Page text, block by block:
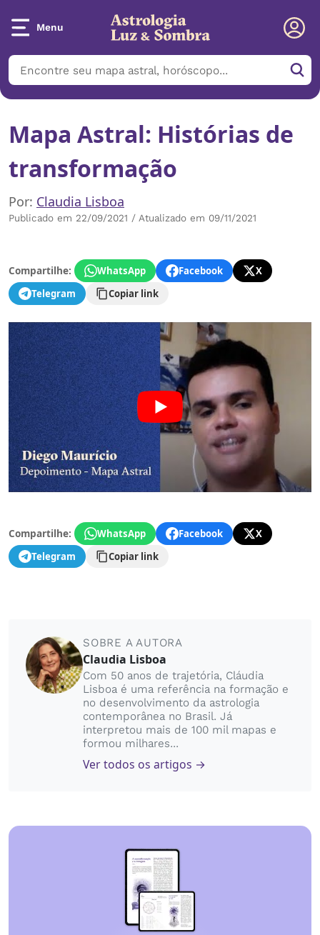
Menu
Mapa Astral: Histórias de
transformação
Por: Claudia Lisboa
Publicado em 22/09/2021 / Atualizado em 09/11/2021
Compartilhe: WhatsApp Facebook
X
Telegram
Copiar link
Compartilhe: WhatsApp Facebook
X
Telegram
Copiar link
SOBRE A AUTORA
Claudia Lisboa
Com 50 anos de trajetória, Cláudia
Lisboa é uma referência na formação e
no desenvolvimento da astrologia
contemporânea no Brasil. Já
interpretou mais de 100 mil mapas e
formou milhares...
Ver todos os artigos →